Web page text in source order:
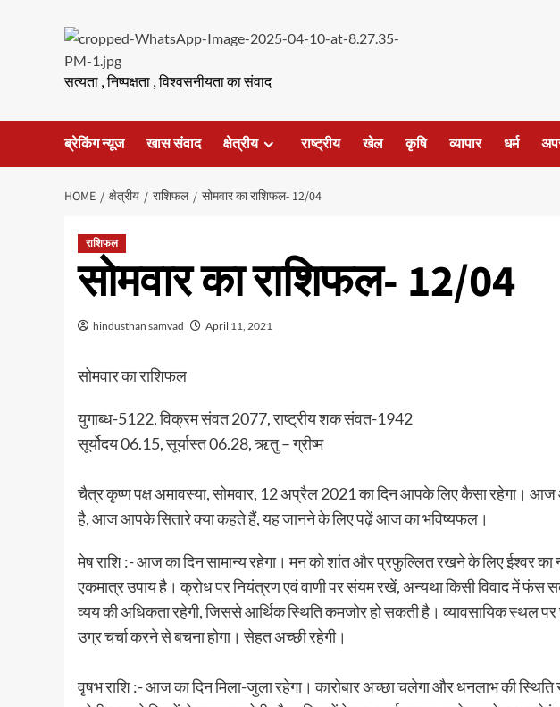
सत्यता , निष्पक्षता , विश्वसनीयता का संवाद
ब्रेकिंग न्यूज खास संवाद क्षेत्रीय राष्ट्रीय खेल कृषि व्यापार धर्म
HOME क्षेत्रीय राशिफल सोमवार का राशिफल- 12/04
राशिफल
सोमवार का राशिफल- 12/04
hindusthan samvad April 11, 2021
सोमवार का राशिफल
युगाब्ध-5122, विक्रम संवत 2077, राष्ट्रीय शक संवत-1942
सूर्योदय 06.15, सूर्यास्त 06.28, ऋतु – ग्रीष्म
चैत्र कृष्ण पक्ष अमावस्या, सोमवार, 12 अप्रैल 2021 का दिन आपके लिए कैसा रहेगा। आज
है, आज आपके सितारे क्या कहते हैं, यह जानने के लिए पढ़ें आज का भविष्यफल।
मेष राशि :- आज का दिन सामान्य रहेगा। मन को शांत और प्रफुल्लित रखने के लिए ईश्वर का
एकमात्र उपाय है। क्रोध पर नियंत्रण एवं वाणी पर संयम रखें, अन्यथा किसी विवाद में फंस
व्यय की अधिकता रहेगी, जिससे आर्थिक स्थिति कमजोर हो सकती है। व्यावसायिक स्थल
उग्र चर्चा करने से बचना होगा। सेहत अच्छी रहेगी।
वृषभ राशि :- आज का दिन मिला-जुला रहेगा। कारोबार अच्छा चलेगा और धनलाभ की